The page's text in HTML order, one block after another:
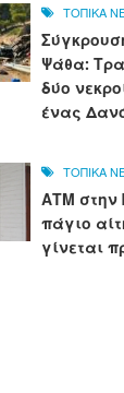
ΤΟΠΙΚΑ
Ψάθα:
δύο
ένας
ΤΟΠΙΚΑ
ΑΤΜ στην
πάγιο
γίνεται